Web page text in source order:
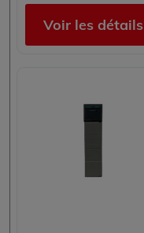
Voir les détails